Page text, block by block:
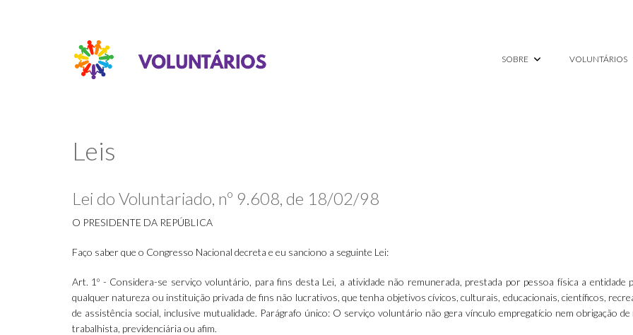
SOBRE VOLUNTÁRIOS
Leis
Lei do Voluntariado, nº 9.608, de 18/02/98
O PRESIDENTE DA REPÚBLICA
Faço saber que o Congresso Nacional decreta e eu sanciono a seguinte Lei:
Art. 1º - Considera-se serviço voluntário, para fins desta Lei, a atividade não remunerada, prestada por pessoa física a entidade
qualquer natureza ou instituição privada de fins não lucrativos, que tenha objetivos cívicos, culturais, educacionais, científicos,
de assistência social, inclusive mutualidade. Parágrafo único: O serviço voluntário não gera vínculo empregatício nem obrigação de
trabalhista, previdenciária ou afim.